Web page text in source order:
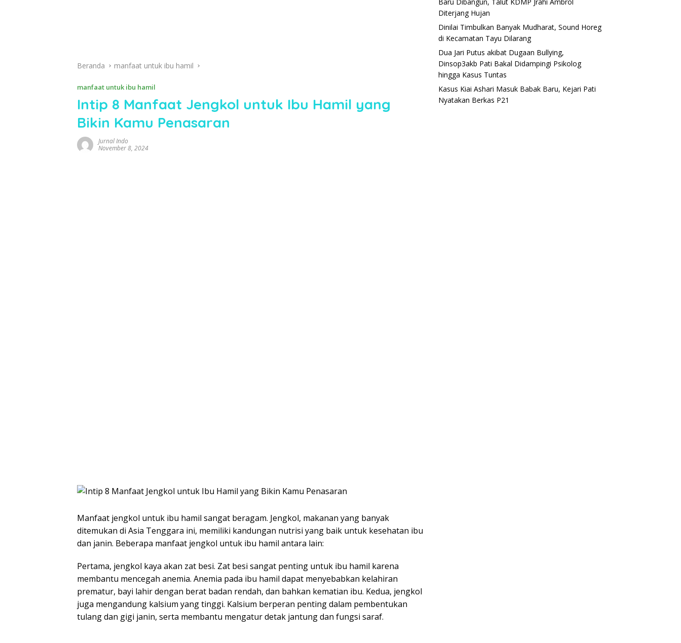
Beranda manfaat untuk ibu hamil
manfaat untuk ibu hamil
Intip 8 Manfaat Jengkol untuk Ibu Hamil yang
Bikin Kamu Penasaran
Jurnal Indo
November 8, 2024
Manfaat jengkol untuk ibu hamil sangat beragam. Jengkol, makanan yang banyak
ditemukan di Asia Tenggara ini, memiliki kandungan nutrisi yang baik untuk kesehatan ibu
dan janin. Beberapa manfaat jengkol untuk ibu hamil antara lain:
Pertama, jengkol kaya akan zat besi. Zat besi sangat penting untuk ibu hamil karena
membantu mencegah anemia. Anemia pada ibu hamil dapat menyebabkan kelahiran
prematur, bayi lahir dengan berat badan rendah, dan bahkan kematian ibu. Kedua, jengkol
juga mengandung kalsium yang tinggi. Kalsium berperan penting dalam pembentukan
tulang dan gigi janin, serta membantu mengatur detak jantung dan fungsi saraf.
Diterjang Hujan
Dinilai Timbulkan Banyak Mudharat, Sound Horeg
di Kecamatan Tayu Dilarang
Dua Jari Putus akibat Dugaan Bullying,
Dinsop3akb Pati Bakal Didampingi Psikolog
hingga Kasus Tuntas
Kasus Kiai Ashari Masuk Babak Baru, Kejari Pati
Nyatakan Berkas P21